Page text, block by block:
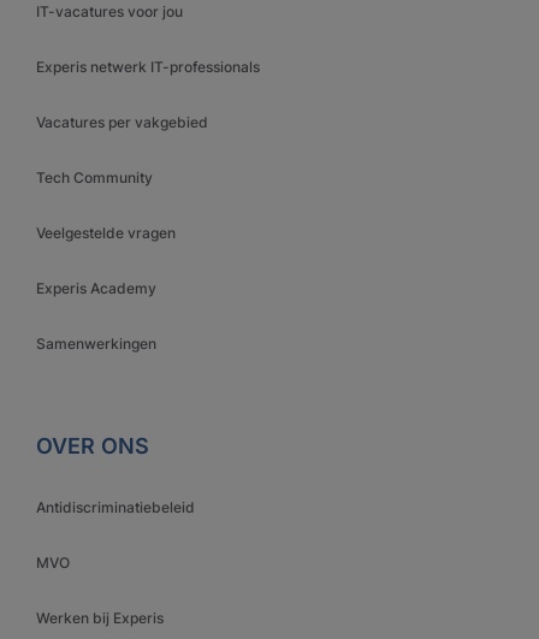
IT-vacatures voor jou
Experis netwerk IT-professionals
Vacatures per vakgebied
Tech Community
Veelgestelde vragen
Experis Academy
Samenwerkingen
OVER ONS
Antidiscriminatiebeleid
MVO
Werken bij Experis